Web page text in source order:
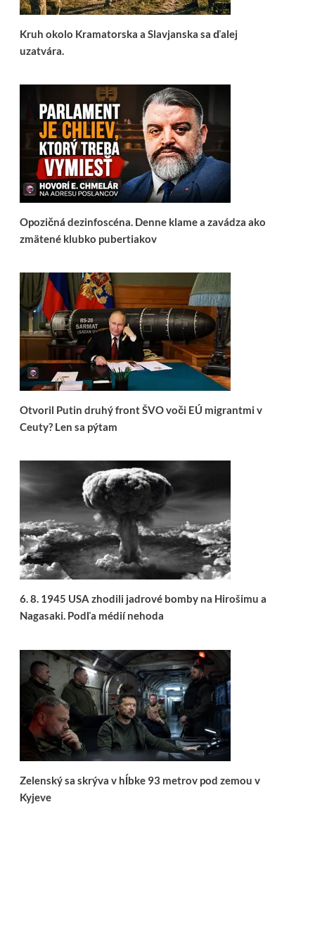
Kruh okolo Kramatorska a Slavjanska sa ďalej
uzatvára.
Opozičná dezinfoscéna. Denne klame a zavádza ako
zmätené klubko pubertiakov
Otvoril Putin druhý front ŠVO voči EÚ migrantmi v
Ceuty? Len sa pýtam
6. 8. 1945 USA zhodili jadrové bomby na Hirošimu a
Nagasaki. Podľa médií nehoda
Zelenský sa skrýva v hĺbke 93 metrov pod zemou v
Kyjeve